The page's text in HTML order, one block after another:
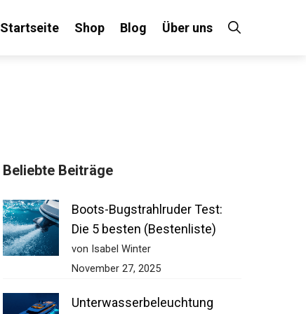
Startseite Shop Blog Über uns
Beliebte Beiträge
Boots-Bugstrahlruder Test:
Die 5 besten (Bestenliste)
von Isabel Winter
November 27, 2025
Unterwasserbeleuchtung